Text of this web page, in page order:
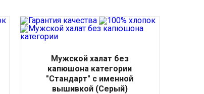
Мужской халат без
капюшона категории
"Стандарт" с именной
вышивкой (Серый)